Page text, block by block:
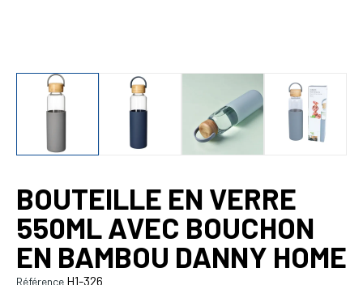
BOUTEILLE EN VERRE
550ML AVEC BOUCHON
EN BAMBOU DANNY HOME
Référence H1-326